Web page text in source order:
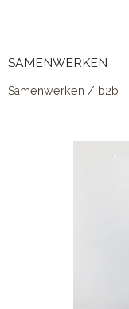
SAMENWERKEN
Samenwerken / b2b